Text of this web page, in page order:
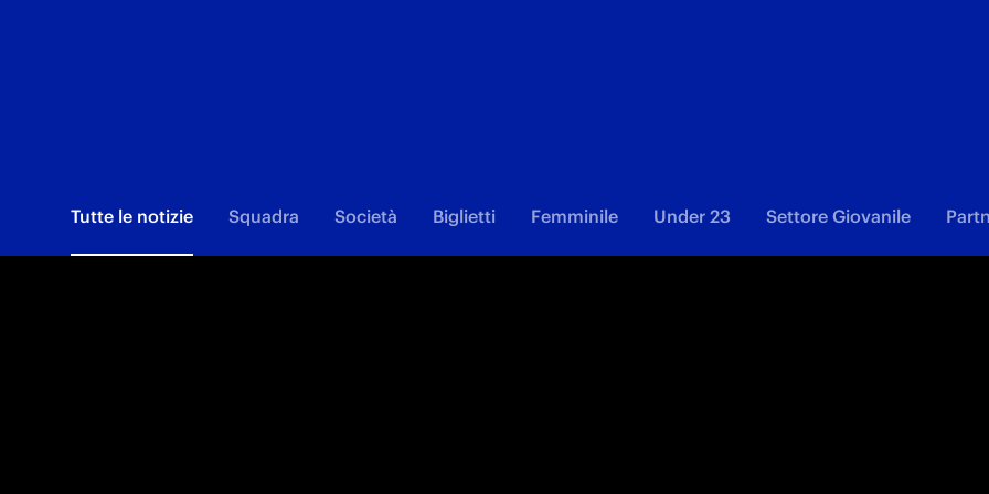
Tutte le notizie Squadra Società Biglietti Femminile Under 23 Settore Giovanile